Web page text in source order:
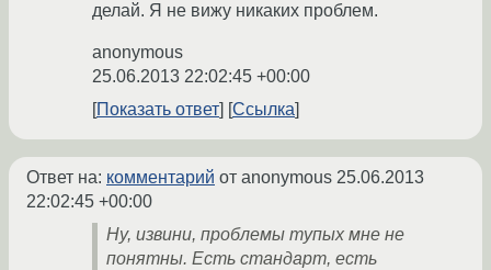
делай. Я не вижу никаких проблем.
anonymous
25.06.2013 22:02:45 +00:00
Показать ответ
Ссылка
Ответ на: комментарий от anonymous 25.06.2013
22:02:45 +00:00
Ну, извини, проблемы тупых мне не
понятны. Есть стандарт, есть